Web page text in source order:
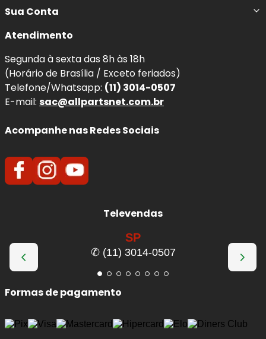
Sua Conta
Atendimento
Segunda à sexta das 8h às 18h
(Horário de Brasília / Exceto feriados)
Telefone/Whatsapp: (11) 3014-0507
E-mail: sac@allpartsnet.com.br
Acompanhe nas Redes Sociais
Televendas
SP
✆ (11) 3014-0507
Formas de pagamento